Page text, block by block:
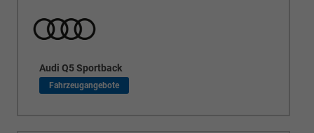
Audi Q5 Sportback